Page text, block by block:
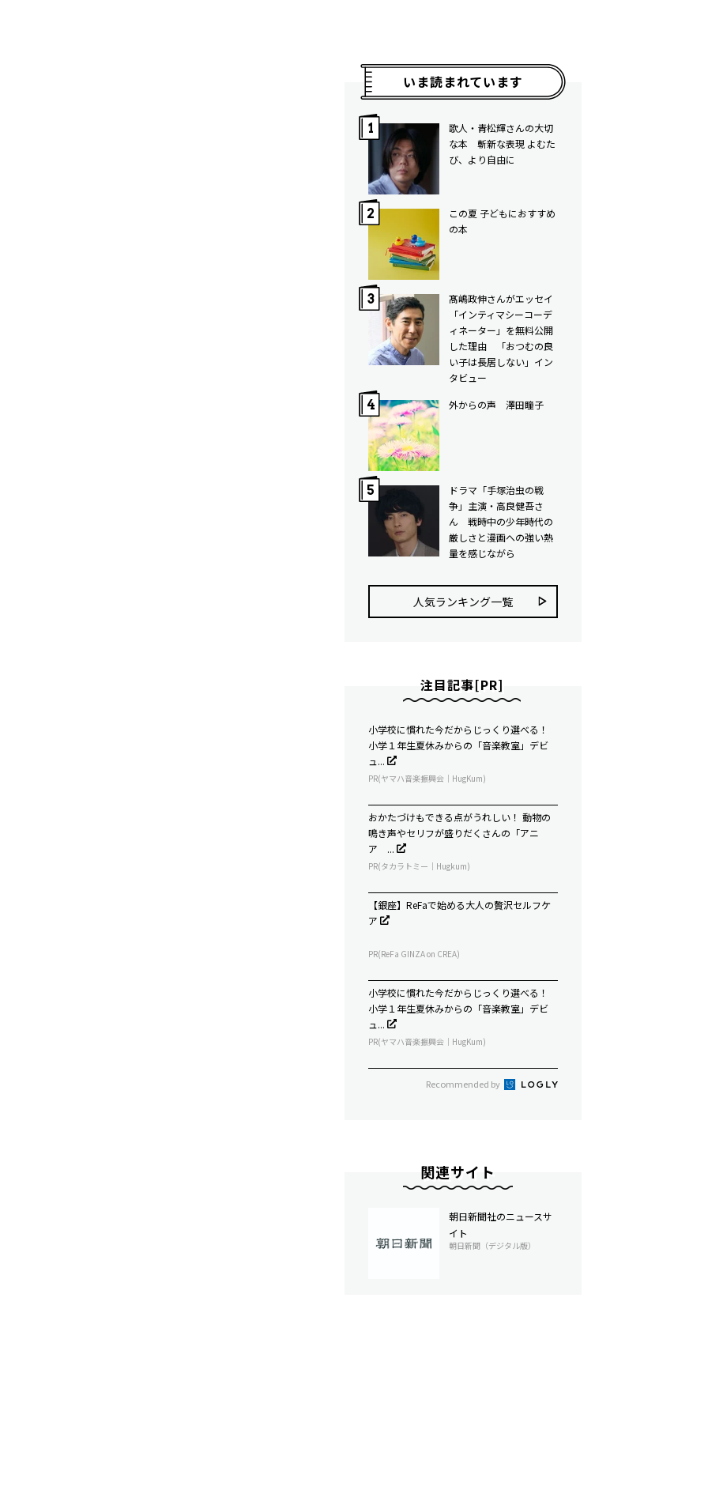
いま読まれています
歌人・青松輝さんの大切
な本 斬新な表現 よむた
び、より自由に
この夏 子どもにおすすめ
の本
髙嶋政伸さんがエッセイ
「インティマシーコーデ
ィネーター」を無料公開
した理由 「おつむの良
い子は長居しない」イン
タビュー
外からの声 澤田瞳子
ドラマ「手塚治虫の戦
争」主演・高良健吾さ
ん 戦時中の少年時代の
厳しさと漫画への強い熱
量を感じながら
人気ランキング⼀覧
注目記事[PR]
小学校に慣れた今だからじっくり選べる！
小学１年生夏休みからの「音楽教室」デビ
ュ...
PR(ヤマハ音楽振興会｜HugKum)
おかたづけもできる点がうれしい！ 動物の
鳴き声やセリフが盛りだくさんの「アニ
ア ...
PR(タカラトミー｜Hugkum)
【銀座】ReFaで始める大人の贅沢セルフケ
ア
PR(ReFa GINZA on CREA)
小学校に慣れた今だからじっくり選べる！
小学１年生夏休みからの「音楽教室」デビ
ュ...
PR(ヤマハ音楽振興会｜HugKum)
Recommended by
関連サイト
朝日新聞社のニュースサ
イト
朝日新聞（デジタル版）